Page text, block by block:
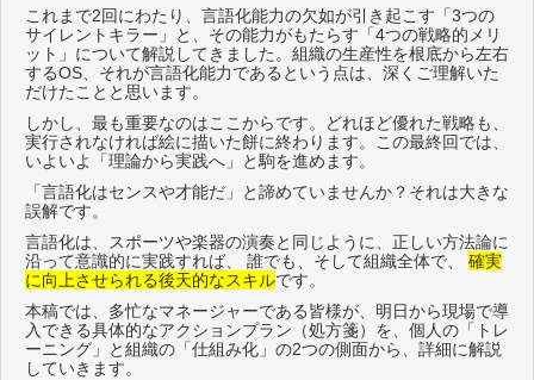
これまで2回にわたり、言語化能力の欠如が引き起こす「3つの
サイレントキラー」と、その能力がもたらす「4つの戦略的メリ
ット」について解説してきました。組織の生産性を根底から左右
するOS、それが言語化能力であるという点は、深くご理解いた
だけたことと思います。
しかし、最も重要なのはここからです。どれほど優れた戦略も、
実行されなければ絵に描いた餅に終わります。この最終回では、
いよいよ「理論から実践へ」と駒を進めます。
「言語化はセンスや才能だ」と諦めていませんか？それは大きな
誤解です。
言語化は、スポーツや楽器の演奏と同じように、正しい方法論に
沿って意識的に実践すれば、 誰でも、そして組織全体で、 確実
に向上させられる後天的なスキルです。
本稿では、多忙なマネージャーである皆様が、明日から現場で導
入できる具体的なアクションプラン（処方箋）を、個人の「トレ
ーニング」と組織の「仕組み化」の2つの側面から、詳細に解説
していきます。